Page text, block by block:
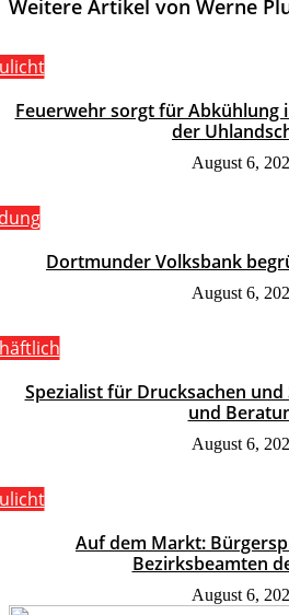
Weitere Artikel von Werne
Feuerwehr sorgt für Abkühlung
der
August 6,
Dortmunder Volksbank
August 6,
Spezialist für Drucksachen und
und
August 6,
Auf dem Markt:
Bezirksbeamten
August 6,